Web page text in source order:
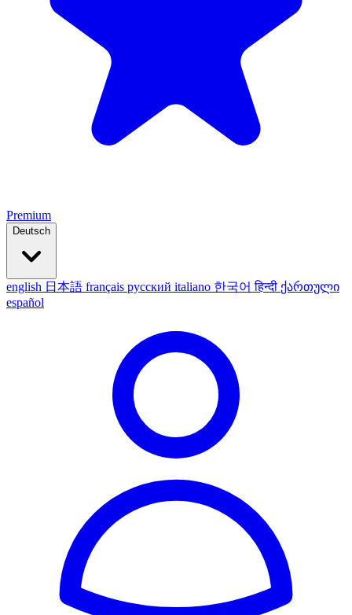
Premium
Deutsch
english 日本語 français русский italiano 한국어हिन्दी ქართული
español